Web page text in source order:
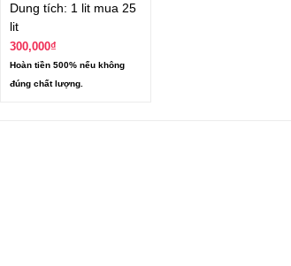
Dung tích: 1 lit mua 25
lit
300,000₫
Hoàn tiền 500% nếu không
đúng chất lượng.